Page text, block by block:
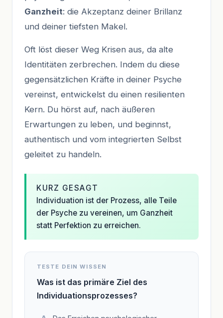
Ganzheit: die Akzeptanz deiner Brillanz
und deiner tiefsten Makel.
Oft löst dieser Weg Krisen aus, da alte
Identitäten zerbrechen. Indem du diese
gegensätzlichen Kräfte in deiner Psyche
vereinst, entwickelst du einen resilienten
Kern. Du hörst auf, nach äußeren
Erwartungen zu leben, und beginnst,
authentisch und vom integrierten Selbst
geleitet zu handeln.
KURZ GESAGT
Individuation ist der Prozess, alle Teile
der Psyche zu vereinen, um Ganzheit
statt Perfektion zu erreichen.
TESTE DEIN WISSEN
Was ist das primäre Ziel des
Individuationsprozesses?